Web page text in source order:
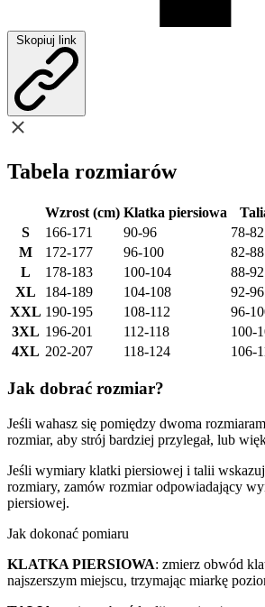
Skopiuj link
Tabela rozmiarów
Wzrost (cm) Klatka piersiowa
S
166-171 90-96 78-82
M
172-177 96-100 82-88
L
178-183 100-104 88-92
XL
184-189 104-108 92-96
XXL 190-195 108-112 96-
3XL 196-201 112-118 100-
4XL 202-207 118-124 106-
Jak dobrać rozmiar?
Jeśli wahasz się pomiędzy dwoma
rozmiar, aby strój bardziej przylegał, lub
Jeśli wymiary klatki piersiowej i talii
rozmiary, zamów rozmiar odpowiadający
piersiowej.
Jak dokonać pomiaru
KLATKA PIERSIOWA: zmierz obwód
najszerszym miejscu, trzymając miarkę